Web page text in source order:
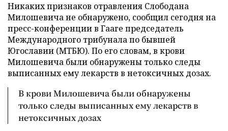
Никаких признаков отравления Слободана
Милошевича не обнаружено, сообщил сегодня на
пресс-конференции в Гааге председатель
Международного трибунала по бывшей
Югославии (МТБЮ). По его словам, в крови
Милошевича были обнаружены только следы
выписанных ему лекарств в нетоксичных дозах.
В крови Милошевича были обнаружены
только следы выписанных ему лекарств в
нетоксичных дозах